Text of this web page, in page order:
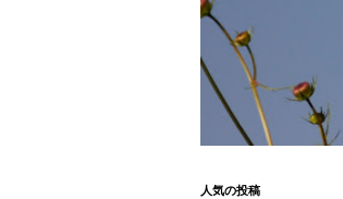
人気の投稿